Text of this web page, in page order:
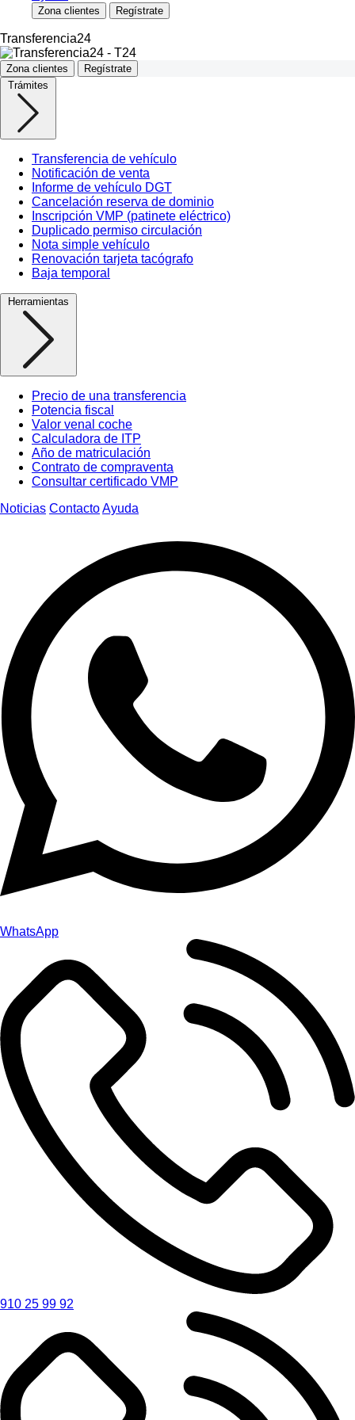
Zona clientes Regístrate
Transferencia24
Zona clientes
Regístrate
Trámites
Transferencia de vehículo
Notificación de venta
Informe de vehículo DGT
Cancelación reserva de dominio
Inscripción VMP (patinete eléctrico)
Duplicado permiso circulación
Nota simple vehículo
Renovación tarjeta tacógrafo
Baja temporal
Herramientas
Precio de una transferencia
Potencia fiscal
Valor venal coche
Calculadora de ITP
Año de matriculación
Contrato de compraventa
Consultar certificado VMP
Noticias ContactoAyuda
WhatsApp
910 25 99 92